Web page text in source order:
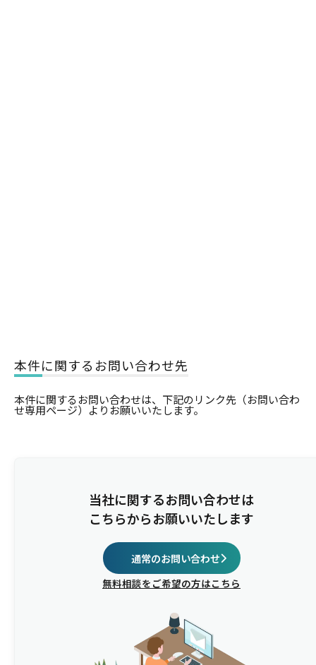
本件に関するお問い合わせ先
本件に関するお問い合わせは、下記のリンク先（お問い合わ
せ専用ページ）よりお願いいたします。
当社に関するお問い合わせは
こちらからお願いいたします
通常のお問い合わせ
無料相談をご希望の方はこちら